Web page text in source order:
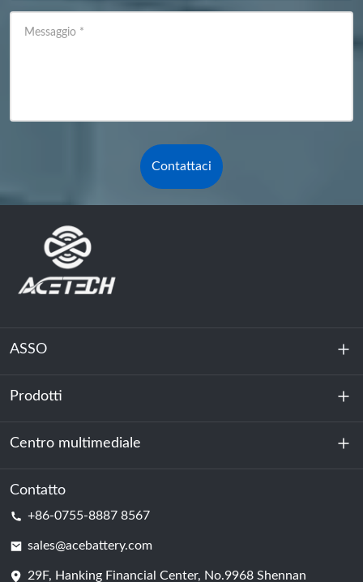
Messaggio *
Contattaci
ASSO
Chi siamo
Sostenibilità
Prodotti
Accumulo di energia
Centro dati e sala server
Cella della batteria
Centro multimediale
Notizia
Contatto
+86-0755-8887 8567
sales@acebattery.com
29F, Hanking Financial Center, No.9968 Shennan